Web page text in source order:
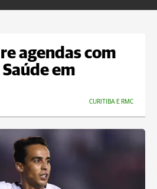
agendas com
em
CURITIBA E RMC